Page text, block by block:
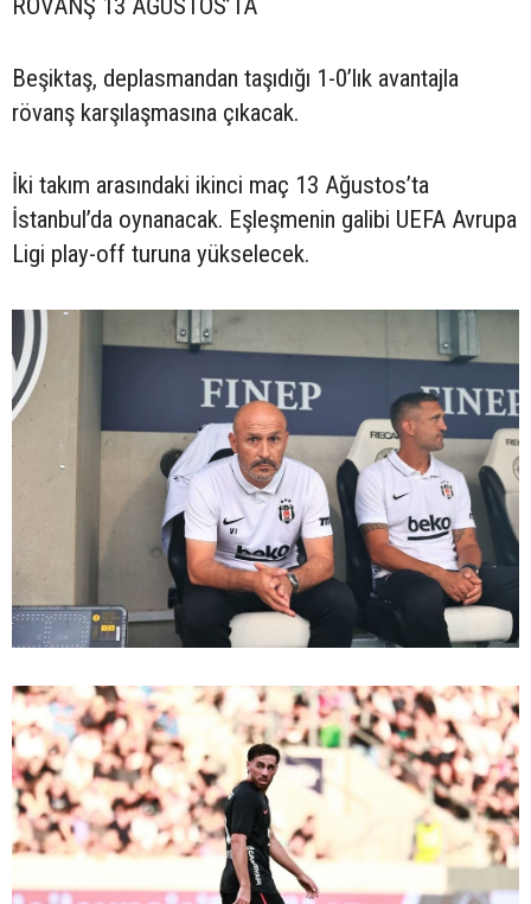
RÖVANŞ 13 AĞUSTOS’TA
Beşiktaş, deplasmandan taşıdığı 1-0’lık avantajla
rövanş karşılaşmasına çıkacak.
İki takım arasındaki ikinci maç 13 Ağustos’ta
İstanbul’da oynanacak. Eşleşmenin galibi UEFA Avrupa
Ligi play-off turuna yükselecek.